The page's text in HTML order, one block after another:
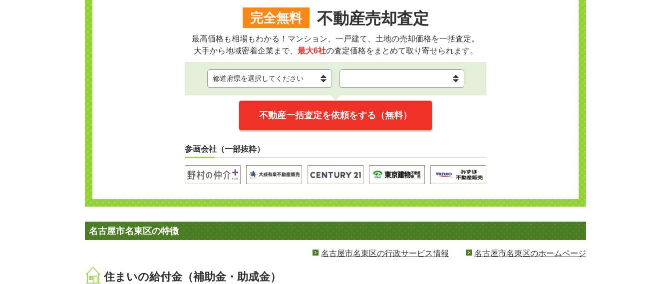
完全無料 不動産売却査定
最高価格も相場もわかる！マンション、一戸建て、土地の売却価格を一括査定。
大手から地域密着企業まで、 最大6社の査定価格をまとめて取り寄せられます。
不動産一括査定を依頼をする（無料）
参画会社（一部抜粋）
名古屋市名東区の特徴
名古屋市名東区の行政サービス情報 名古屋市名東区のホームページ
住まいの給付金（補助金・助成金）